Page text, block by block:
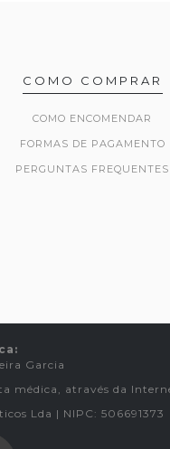
COMO COMPRAR
COMO ENCOMENDAR
FORMAS DE PAGAMENTO
PERGUNTAS FREQUENTES
Garcia
médica, através da
Lda | NIPC: 506691373